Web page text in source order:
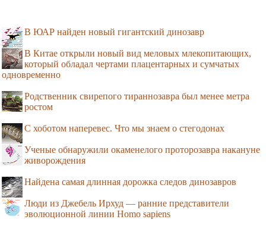
В ЮАР найден новый гигантский динозавр
В Китае открыли новый вид меловых млекопитающих,
который обладал чертами плацентарных и сумчатых
одновременно
Родственник свирепого тираннозавра был менее метра
ростом
С хоботом наперевес. Что мы знаем о стегодонах
Ученые обнаружили окаменелого проторозавра накануне
живорождения
Найдена самая длинная дорожка следов динозавров
Люди из Джебель Ирхуд — ранние представители
эволюционной линии Homo sapiens